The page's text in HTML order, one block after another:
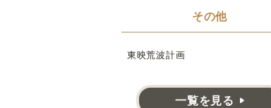
その他
東映荒波計画
一覧を見る